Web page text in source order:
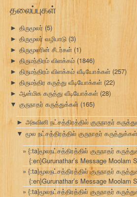
தலைப்புகள்
► திருமூலர் (5)
► திருமூலர் வழிபாடு (3)
► திருமூலரின் சீடர்கள் (1)
► திருமந்திரம் விளக்கம் (1846)
► திருமந்திரம் விளக்கம் வீடியோக்கள் (257)
► திருமந்திர கருத்து வீடியோக்கள் (22)
► ஆன்மிக கருத்து வீடியோக்கள் (28)
▼ குருநாதர் கருத்துக்கள் (165)
► அசுவினி நட்சத்திரத்தில் குருநாதர்
▼ மூல நட்சத்திரத்தில் குருநாதர் கருத்துக்கள்
{:ta}மூலநட்சத்திரத்தில் குருநாதர்
{:en}Gurunathar’s Message Moolam
{:ta}மூலநட்சத்திரத்தில் குருநாதர்
{:en}Gurunathar’s Message Moolam
{:ta}மூலநட்சத்திரத்தில் குருநாதர்